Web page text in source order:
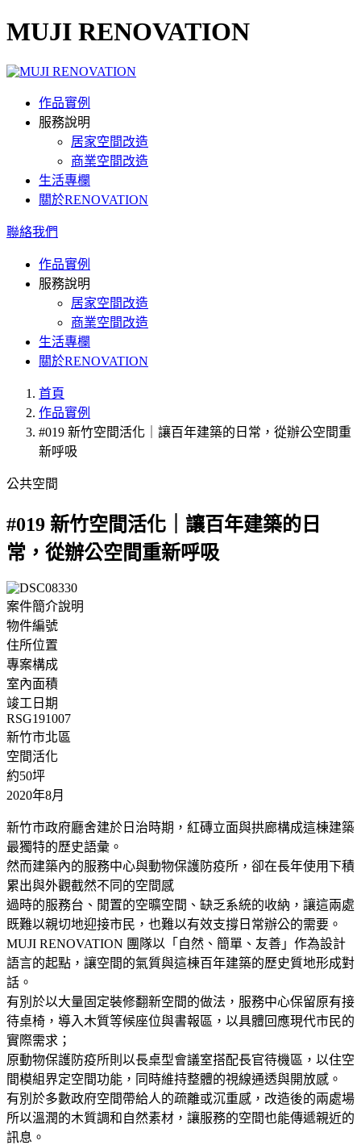
MUJI RENOVATION
作品實例
服務說明
居家空間改造
商業空間改造
生活專欄
關於RENOVATION
聯絡我們
作品實例
服務說明
居家空間改造
商業空間改造
生活專欄
關於RENOVATION
首頁
作品實例
#019 新竹空間活化｜讓百年建築的日常，從辦公空間重
新呼吸
公共空間
#019 新竹空間活化｜讓百年建築的日
常，從辦公空間重新呼吸
案件簡介說明
物件編號
住所位置
專案構成
室內面積
竣工日期
RSG191007
新竹市北區
空間活化
約50坪
2020年8月
新竹市政府廳舍建於日治時期，紅磚立面與拱廊構成這棟建築
最獨特的歷史語彙。
然而建築內的服務中心與動物保護防疫所，卻在長年使用下積
累出與外觀截然不同的空間感
過時的服務台、閒置的空曠空間、缺乏系統的收納，讓這兩處
既難以親切地迎接市民，也難以有效支撐日常辦公的需要。
MUJI RENOVATION 團隊以「自然、簡單、友善」作為設計
語言的起點，讓空間的氣質與這棟百年建築的歷史質地形成對
話。
有別於以大量固定裝修翻新空間的做法，服務中心保留原有接
待桌椅，導入木質等候座位與書報區，以具體回應現代市民的
實際需求；
原動物保護防疫所則以長桌型會議室搭配長官待機區，以住空
間模組界定空間功能，同時維持整體的視線通透與開放感。
有別於多數政府空間帶給人的疏離或沉重感，改造後的兩處場
所以溫潤的木質調和自然素材，讓服務的空間也能傳遞親近的
訊息。